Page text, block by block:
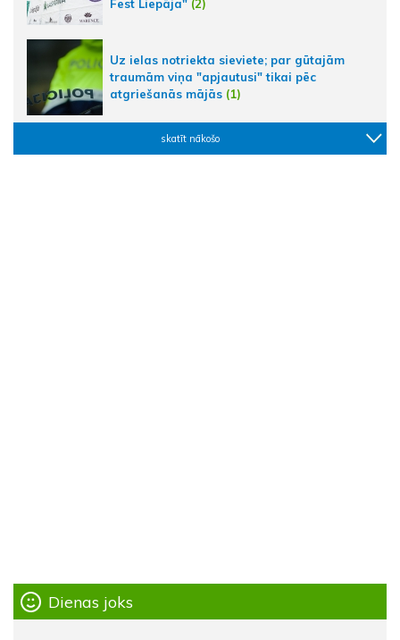
Fest Liepāja" (2)
Uz ielas notriekta sieviete; par gūtajām
traumām viņa "apjautusi" tikai pēc
atgriešanās mājās (1)
skatīt nākošo
Dienas joks